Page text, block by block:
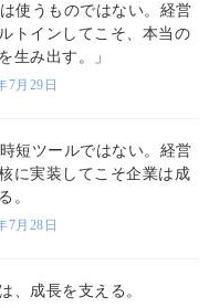
は使うものではない。経営
トインしてこそ、本当の
生み出す。」
7月29日
短ツールではない。経営
に実装してこそ企業は成
。
7月28日
、成長を支える。